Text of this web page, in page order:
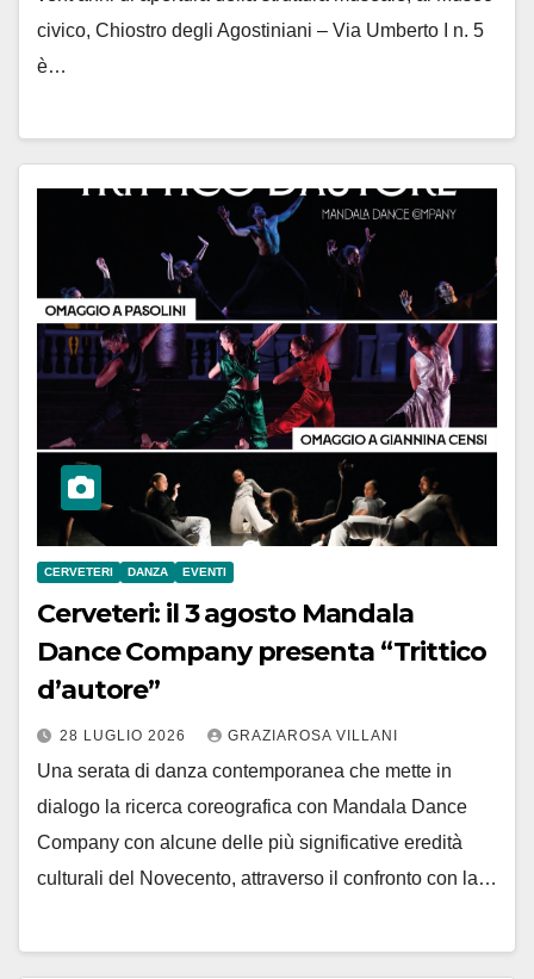
civico, Chiostro degli Agostiniani – Via Umberto I n. 5
è…
CERVETERI DANZA EVENTI
Cerveteri: il 3 agosto Mandala
Dance Company presenta “Trittico
d’autore”
28 LUGLIO 2026 GRAZIAROSA VILLANI
Una serata di danza contemporanea che mette in
dialogo la ricerca coreografica con Mandala Dance
Company con alcune delle più significative eredità
culturali del Novecento, attraverso il confronto con la…